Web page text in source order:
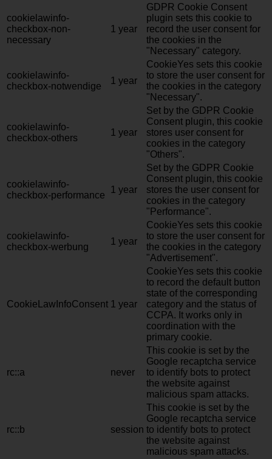
cookielawinfo-
checkbox-non-
necessary
1 year
GDPR Cookie Consent
plugin sets this cookie to
record the user consent for
the cookies in the
"Necessary" category.
cookielawinfo-
checkbox-notwendige
1 year
CookieYes sets this cookie
to store the user consent for
the cookies in the category
"Necessary".
cookielawinfo-
checkbox-others
1 year
Set by the GDPR Cookie
Consent plugin, this cookie
stores user consent for
cookies in the category
"Others".
cookielawinfo-
checkbox-performance
1 year
Set by the GDPR Cookie
Consent plugin, this cookie
stores the user consent for
cookies in the category
"Performance".
cookielawinfo-
checkbox-werbung
1 year
CookieYes sets this cookie
to store the user consent for
the cookies in the category
"Advertisement".
CookieLawInfoConsent 1 year
CookieYes sets this cookie
to record the default button
state of the corresponding
category and the status of
CCPA. It works only in
coordination with the
primary cookie.
rc::a never
This cookie is set by the
Google recaptcha service
to identify bots to protect
the website against
malicious spam attacks.
rc::b session
This cookie is set by the
Google recaptcha service
to identify bots to protect
the website against
malicious spam attacks.